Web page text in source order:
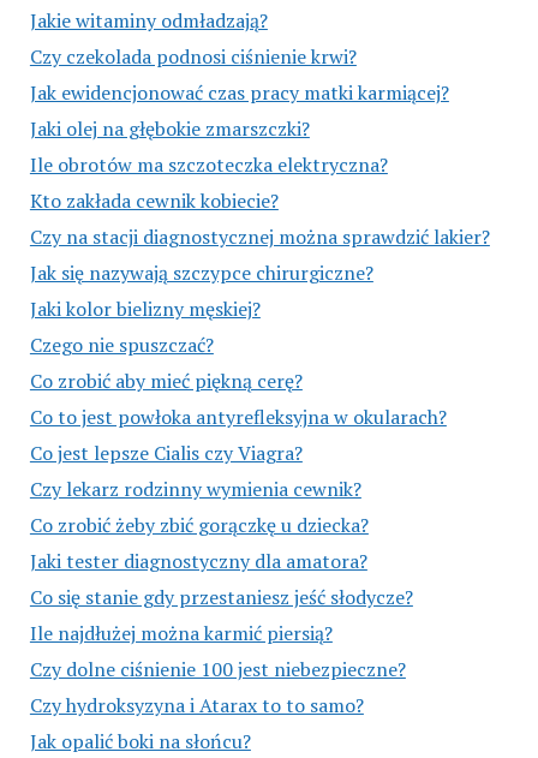
Jakie witaminy odmładzają?
Czy czekolada podnosi ciśnienie krwi?
Jak ewidencjonować czas pracy matki karmiącej?
Jaki olej na głębokie zmarszczki?
Ile obrotów ma szczoteczka elektryczna?
Kto zakłada cewnik kobiecie?
Czy na stacji diagnostycznej można sprawdzić lakier?
Jak się nazywają szczypce chirurgiczne?
Jaki kolor bielizny męskiej?
Czego nie spuszczać?
Co zrobić aby mieć piękną cerę?
Co to jest powłoka antyrefleksyjna w okularach?
Co jest lepsze Cialis czy Viagra?
Czy lekarz rodzinny wymienia cewnik?
Co zrobić żeby zbić gorączkę u dziecka?
Jaki tester diagnostyczny dla amatora?
Co się stanie gdy przestaniesz jeść słodycze?
Ile najdłużej można karmić piersią?
Czy dolne ciśnienie 100 jest niebezpieczne?
Czy hydroksyzyna i Atarax to to samo?
Jak opalić boki na słońcu?